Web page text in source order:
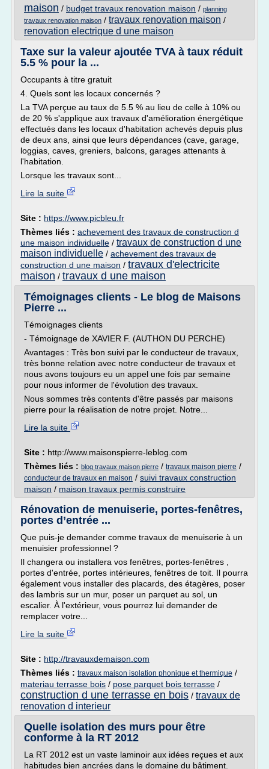
maison / budget travaux renovation maison / planning
travaux renovation maison / travaux renovation maison /
renovation electrique d une maison
Taxe sur la valeur ajoutée TVA à taux réduit
5.5 % pour la ...
Occupants à titre gratuit
4. Quels sont les locaux concernés ?
La TVA perçue au taux de 5.5 % au lieu de celle à 10% ou
de 20 % s'applique aux travaux d'amélioration énergétique
effectués dans les locaux d'habitation achevés depuis plus
de deux ans, ainsi que leurs dépendances (cave, garage,
loggias, caves, greniers, balcons, garages attenants à
l'habitation.
Lorsque les travaux sont...
Lire la suite
Site : https://www.picbleu.fr
Thèmes liés : achevement des travaux de construction d
une maison individuelle / travaux de construction d une
maison individuelle / achevement des travaux de
construction d une maison / travaux d'electricite
maison / travaux d une maison
Témoignages clients - Le blog de Maisons
Pierre ...
Témoignages clients
- Témoignage de XAVIER F. (AUTHON DU PERCHE)
Avantages : Très bon suivi par le conducteur de travaux,
très bonne relation avec notre conducteur de travaux et
nous avons toujours eu un appel une fois par semaine
pour nous informer de l'évolution des travaux.
Nous sommes très contents d'être passés par maisons
pierre pour la réalisation de notre projet. Notre...
Lire la suite
Site : http://www.maisonspierre-leblog.com
Thèmes liés : blog travaux maison pierre / travaux maison pierre /
conducteur de travaux en maison / suivi travaux construction
maison / maison travaux permis construire
Rénovation de menuiserie, portes-fenêtres,
portes d’entrée ...
Que puis-je demander comme travaux de menuiserie à un
menuisier professionnel ?
Il changera ou installera vos fenêtres, portes-fenêtres ,
portes d'entrée, portes intérieures, fenêtres de toit. Il pourra
également vous installer des placards, des étagères, poser
des lambris sur un mur, poser un parquet au sol, un
escalier. À l'extérieur, vous pourrez lui demander de
remplacer votre...
Lire la suite
Site : http://travauxdemaison.com
Thèmes liés : travaux maison isolation phonique et thermique /
materiau terrasse bois / pose parquet bois terrasse /
construction d une terrasse en bois / travaux de
renovation d interieur
Quelle isolation des murs pour être
conforme à la RT 2012
La RT 2012 est un vaste laminoir aux idées reçues et aux
habitudes bien ancrées dans le domaine du bâtiment.